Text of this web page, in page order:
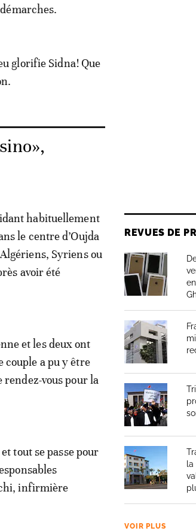
glorifie Sidna! Que
habituellement
le centre d’Oujda
Syriens ou
avoir été
et les deux ont
couple a pu y être
vous pour la
tout se passe pour
infirmière
REVUES DE
VOIR PLUS